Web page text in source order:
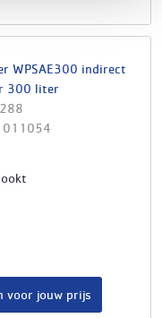
WPSAE300 indirect
300 liter
011054
voor jouw prijs